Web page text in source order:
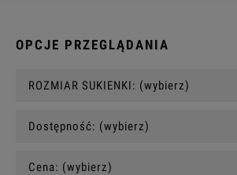
OPCJE PRZEGLĄDANIA
ROZMIAR SUKIENKI: (wybierz)
Dostępność: (wybierz)
Cena: (wybierz)